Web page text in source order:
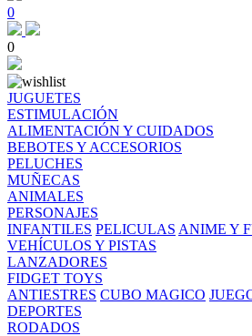
0
0
JUGUETES
ESTIMULACIÓN
ALIMENTACIÓN Y CUIDADOS
BEBOTES Y ACCESORIOS
PELUCHES
MUÑECAS
ANIMALES
PERSONAJES
INFANTILES PELICULAS ANIME Y
VEHÍCULOS Y PISTAS
LANZADORES
FIDGET TOYS
ANTIESTRES CUBO MAGICO
DEPORTES
RODADOS